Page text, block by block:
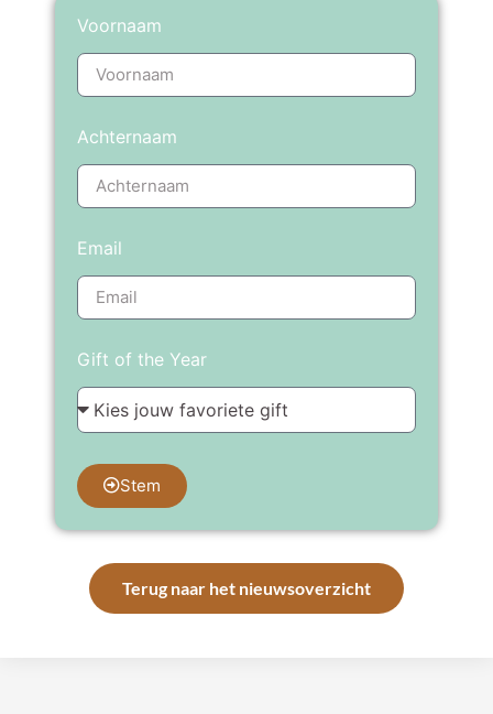
Voornaam
Achternaam
Email
Gift of the Year
Stem
Terug naar het nieuwsoverzicht